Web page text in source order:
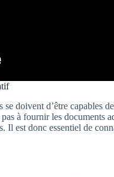
doivent d’être capables
à fournir les documents
Il est donc essentiel de